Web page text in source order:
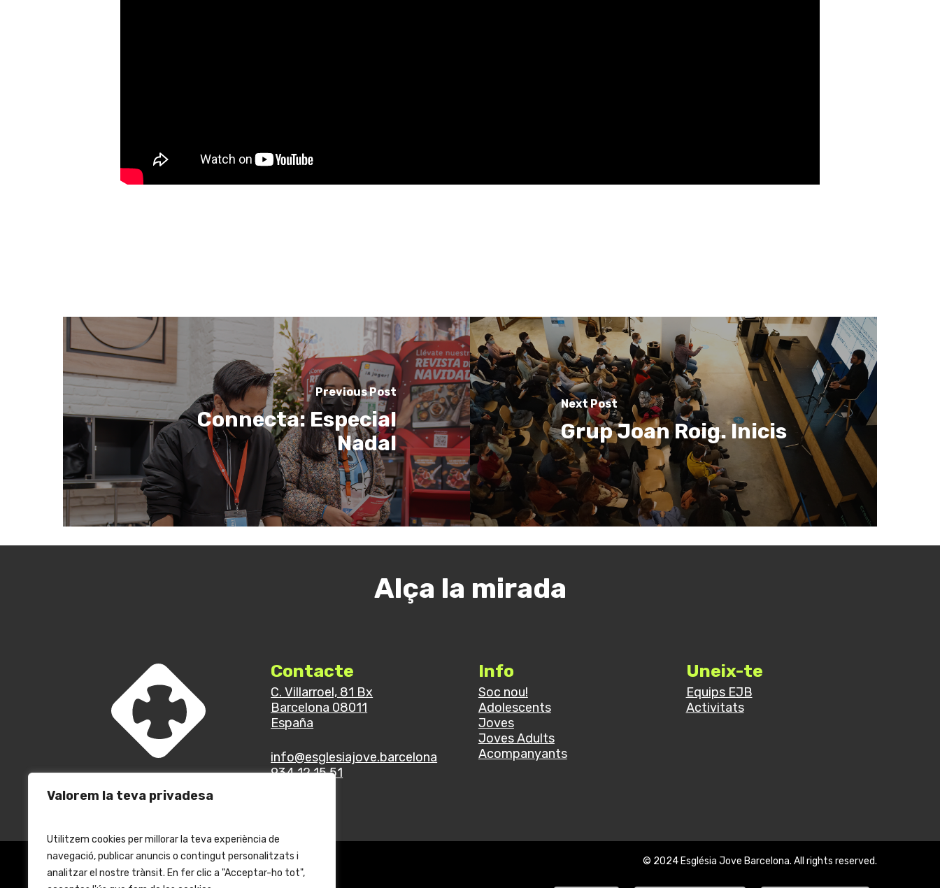
Valorem la teva privadesa
Utilitzem cookies per millorar la teva experiència de
navegació, publicar anuncis o contingut personalitzats i
analitzar el nostre trànsit. En fer clic a "Acceptar-ho tot",
Previous Post
Connecta: Especial
Nadal
Next Post
Grup Joan Roig. Inicis
Alça la mirada
Contacte
C. Villarroel, 81 Bx
Barcelona 08011
España
info@esglesiajove.barcelona
934 12 15 51
Info
Soc nou!
Adolescents
Joves
Joves Adults
Acompanyants
Uneix-te
Equips EJB
Activitats
© 2024 Església Jove Barcelona. All rights reserved.